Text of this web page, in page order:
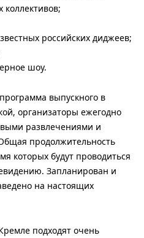
российских диджеев;
шоу.
выпускного в
организаторы ежегодно
развлечениями и
продолжительность
которых будут проводиться
Запланирован и
на настоящих
подходят очень